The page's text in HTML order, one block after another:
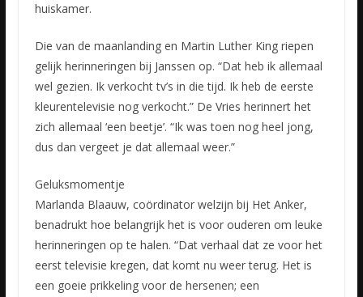
huiskamer.
Die van de maanlanding en Martin Luther King riepen
gelijk herinneringen bij Janssen op. “Dat heb ik allemaal
wel gezien. Ik verkocht tv’s in die tijd. Ik heb de eerste
kleurentelevisie nog verkocht.” De Vries herinnert het
zich allemaal ‘een beetje’. “Ik was toen nog heel jong,
dus dan vergeet je dat allemaal weer.”
Geluksmomentje
Marlanda Blaauw, coördinator welzijn bij Het Anker,
benadrukt hoe belangrijk het is voor ouderen om leuke
herinneringen op te halen. “Dat verhaal dat ze voor het
eerst televisie kregen, dat komt nu weer terug. Het is
een goeie prikkeling voor de hersenen; een